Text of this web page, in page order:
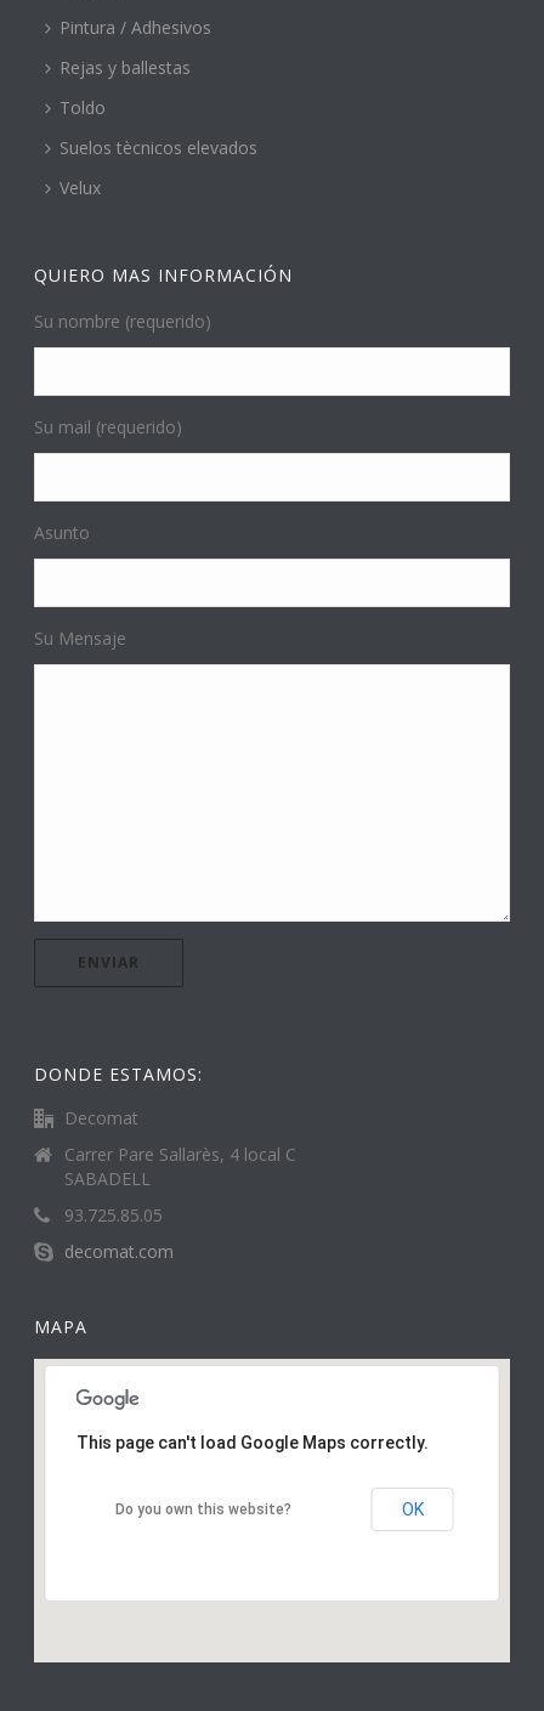
Pintura / Adhesivos
Rejas y ballestas
Toldo
Suelos tècnicos elevados
Velux
QUIERO MAS INFORMACIÓN
Su nombre (requerido)
Su mail (requerido)
Asunto
Su Mensaje
DONDE ESTAMOS:
Decomat
Carrer Pare Sallarès, 4 local C
SABADELL
93.725.85.05
decomat.com
MAPA
This page can't load Google Maps correctly.
Do you own this website? OK